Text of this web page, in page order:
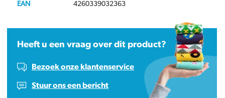
EAN 4260339032363
Heeft u een vraag over dit product?
Bezoek onze klantenservice
Stuur ons een bericht